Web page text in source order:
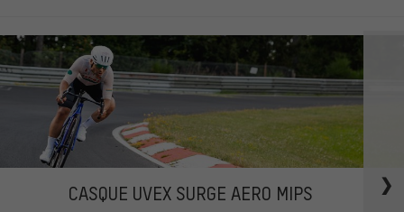
CASQUE UVEX SURGE AERO MIPS